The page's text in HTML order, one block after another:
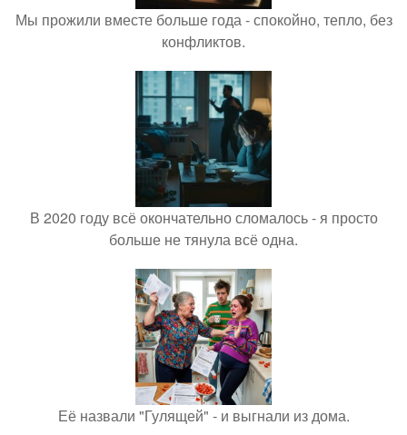
Мы прожили вместе больше года - спокойно, тепло, без
конфликтов.
В 2020 году всё окончательно сломалось - я просто
больше не тянула всё одна.
Её назвали "Гулящей" - и выгнали из дома.